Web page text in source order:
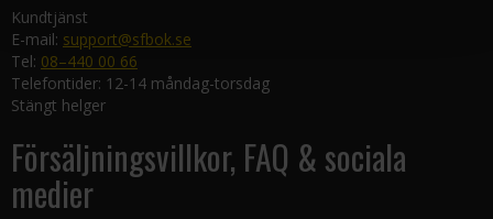
Kundtjänst
E-mail: support@sfbok.se
Tel: 08–440 00 66
Telefontider: 12-14 måndag-torsdag
Stängt helger
Försäljningsvillkor, FAQ & sociala
medier